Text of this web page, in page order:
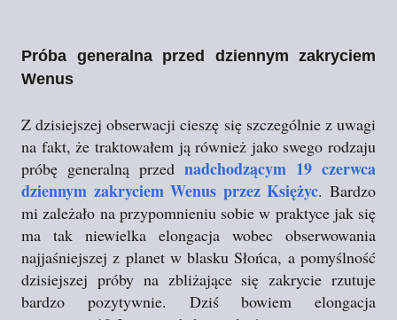
Próba generalna przed dziennym zakryciem
Wenus
Z dzisiejszej obserwacji cieszę się szczególnie z uwagi
na fakt, że traktowałem ją również jako swego rodzaju
próbę generalną przed nadchodzącym 19 czerwca
dziennym zakryciem Wenus przez Księżyc. Bardzo
mi zależało na przypomnieniu sobie w praktyce jak się
ma tak niewielka elongacja wobec obserwowania
najjaśniejszej z planet w blasku Słońca, a pomyślność
dzisiejszej próby na zbliżające się zakrycie rzutuje
bardzo pozytywnie. Dziś bowiem elongacja